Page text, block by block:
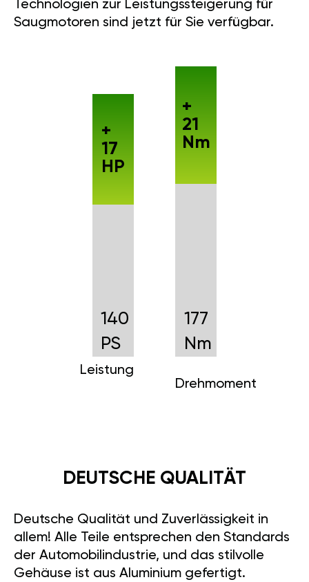
Technologien zur Leistungssteigerung für
Saugmotoren sind jetzt für Sie verfügbar.
140
PS
Leistung
+
17
HP
177
Nm
Drehmoment
+
21
Nm
DEUTSCHE QUALITÄT
Deutsche Qualität und Zuverlässigkeit in
allem! Alle Teile entsprechen den Standards
der Automobilindustrie, und das stilvolle
Gehäuse ist aus Aluminium gefertigt.